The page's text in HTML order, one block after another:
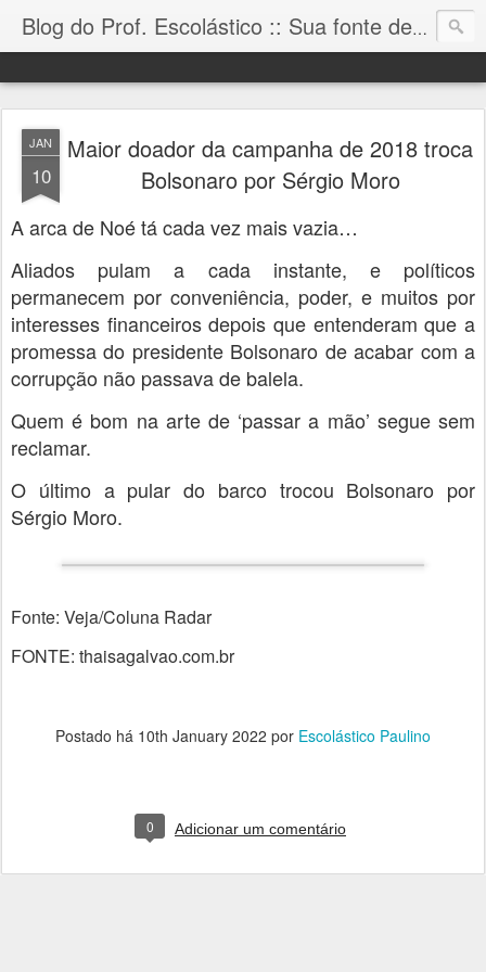
Blog do Prof. Escolástico :: Sua fonte de informação!
JAN
10
Maior doador da campanha de 2018 troca
Bolsonaro por Sérgio Moro
A arca de Noé tá cada vez mais vazia…
Aliados pulam a cada instante, e políticos
permanecem por conveniência, poder, e muitos por
interesses financeiros depois que entenderam que a
promessa do presidente Bolsonaro de acabar com a
corrupção não passava de balela.
Quem é bom na arte de ‘passar a mão’ segue sem
reclamar.
O último a pular do barco trocou Bolsonaro por
Sérgio Moro.
Fonte: Veja/Coluna Radar
FONTE: thaisagalvao.com.br
Postado há 10th January 2022 por Escolástico Paulino
0 Adicionar um comentário